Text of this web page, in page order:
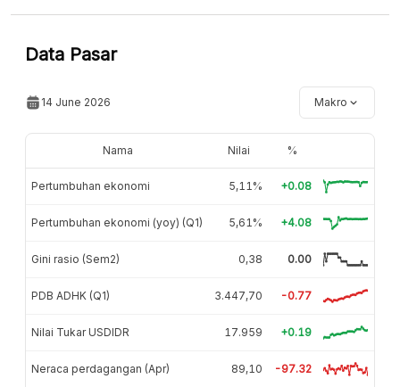
Data Pasar
14 June 2026 Makro
Nama Nilai %
Pertumbuhan ekonomi 5,11% +0.08
Pertumbuhan ekonomi (yoy) (Q1) 5,61% +4.08
Gini rasio (Sem2) 0,38 0.00
PDB ADHK (Q1) 3.447,70 -0.77
Nilai Tukar USDIDR 17.959 +0.19
Neraca perdagangan (Apr) 89,10 -97.32